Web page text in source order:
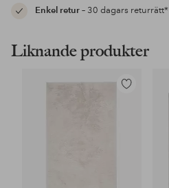
Enkel retur– 30 dagars returrätt*
Liknande produkter
Lägg